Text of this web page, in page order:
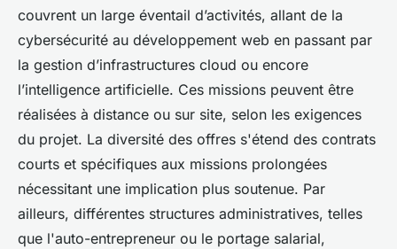
couvrent un large éventail d’activités, allant de la
cybersécurité au développement web en passant par
la gestion d’infrastructures cloud ou encore
l’intelligence artificielle. Ces missions peuvent être
réalisées à distance ou sur site, selon les exigences
du projet. La diversité des offres s'étend des contrats
courts et spécifiques aux missions prolongées
nécessitant une implication plus soutenue. Par
ailleurs, différentes structures administratives, telles
que l'auto-entrepreneur ou le portage salarial,